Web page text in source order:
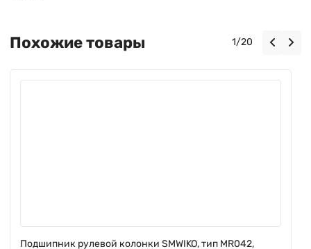
Похожие товары 1/20
Подшипник рулевой колонки SMWIKO, тип MR042,